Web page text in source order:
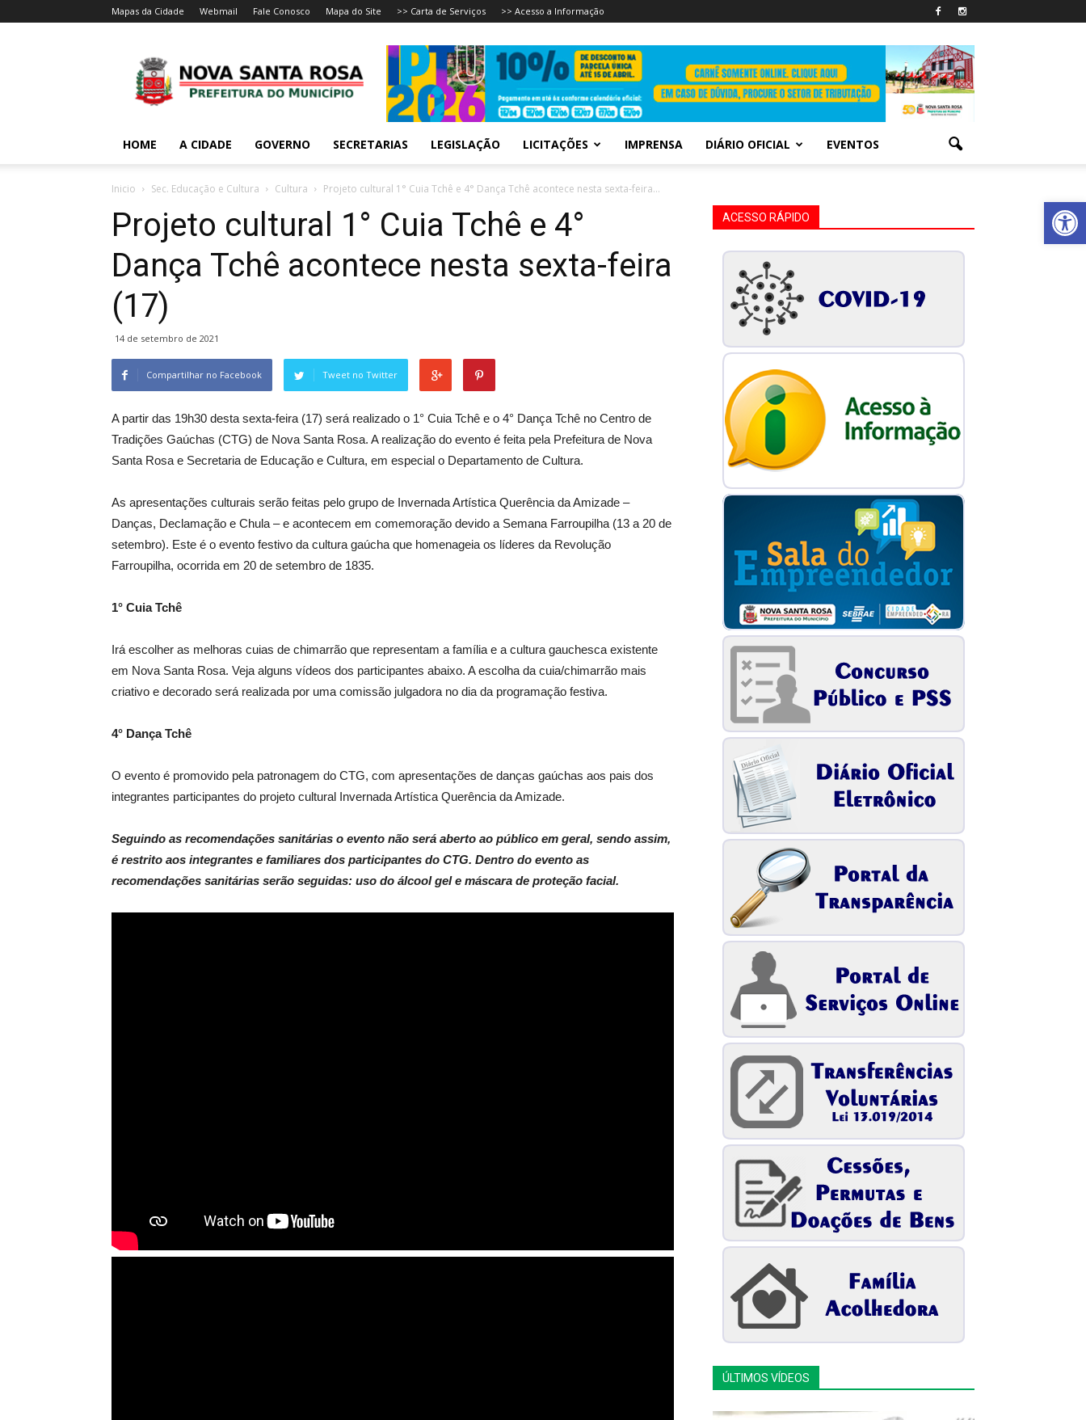
Abrir
Mapas da Cidade Webmail Fale Conosco Mapa do Site >> Carta de Serviços >> Acesso a Informação
HOME A CIDADE GOVERNO SECRETARIAS LEGISLAÇÃO LICITAÇÕES IMPRENSA DIÁRIO OFICIAL EVENTOS
Inicio Sec. Educação e Cultura Cultura Projeto cultural 1° Cuia Tchê e 4° Dança Tchê acontece nesta sexta-feira...
Projeto cultural 1° Cuia Tchê e 4°
Dança Tchê acontece nesta sexta-feira
(17)
14 de setembro de 2021
Compartilhar no Facebook Tweet no Twitter
A partir das 19h30 desta sexta-feira (17) será realizado o 1° Cuia Tchê e o 4° Dança Tchê no Centro de
Tradições Gaúchas (CTG) de Nova Santa Rosa. A realização do evento é feita pela Prefeitura de Nova
Santa Rosa e Secretaria de Educação e Cultura, em especial o Departamento de Cultura.
As apresentações culturais serão feitas pelo grupo de Invernada Artística Querência da Amizade –
Danças, Declamação e Chula – e acontecem em comemoração devido a Semana Farroupilha (13 a 20 de
setembro). Este é o evento festivo da cultura gaúcha que homenageia os líderes da Revolução
Farroupilha, ocorrida em 20 de setembro de 1835.
1° Cuia Tchê
Irá escolher as melhoras cuias de chimarrão que representam a família e a cultura gauchesca existente
em Nova Santa Rosa. Veja alguns vídeos dos participantes abaixo. A escolha da cuia/chimarrão mais
criativo e decorado será realizada por uma comissão julgadora no dia da programação festiva.
4° Dança Tchê
O evento é promovido pela patronagem do CTG, com apresentações de danças gaúchas aos pais dos
integrantes participantes do projeto cultural Invernada Artística Querência da Amizade.
Seguindo as recomendações sanitárias o evento não será aberto ao público em geral, sendo assim,
é restrito aos integrantes e familiares dos participantes do CTG. Dentro do evento as
recomendações sanitárias serão seguidas: uso do álcool gel e máscara de proteção facial.
ACESSO RÁPIDO
ÚLTIMOS VÍDEOS